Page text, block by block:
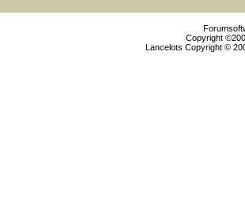
Copyright
Lancelots Copyright ©